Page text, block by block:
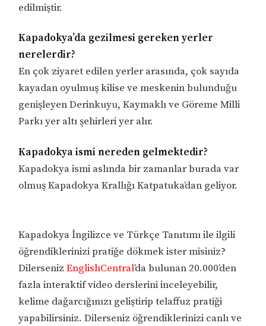
edilmiştir.
Kapadokya’da gezilmesi gereken yerler
nerelerdir?
En çok ziyaret edilen yerler arasında, çok sayıda
kayadan oyulmuş kilise ve meskenin bulunduğu
genişleyen Derinkuyu, Kaymaklı ve Göreme Milli
Parkı yer altı şehirleri yer alır.
Kapadokya ismi nereden gelmektedir?
Kapadokya ismi aslında bir zamanlar burada var
olmuş Kapadokya Krallığı Katpatuka’dan geliyor.
Kapadokya İngilizce ve Türkçe Tanıtımı ile ilgili
öğrendiklerinizi pratiğe dökmek ister misiniz?
DilersenizEnglishCentral’da bulunan 20.000’den
fazla interaktif video derslerini inceleyebilir,
kelime dağarcığınızı geliştirip telaffuz pratiği
yapabilirsiniz. Dilerseniz öğrendiklerinizi canlı ve